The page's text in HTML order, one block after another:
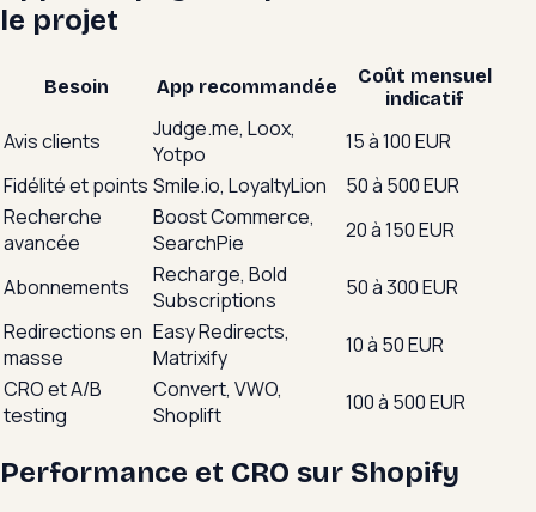
le projet
Besoin App recommandée
Coût mensuel
indicatif
Avis clients
Judge.me, Loox,
Yotpo
15 à 100 EUR
Fidélité et points Smile.io, LoyaltyLion
50 à 500 EUR
Recherche
avancée
Boost Commerce,
SearchPie
20 à 150 EUR
Abonnements
Recharge, Bold
Subscriptions
50 à 300 EUR
Redirections en
masse
Easy Redirects,
Matrixify
10 à 50 EUR
CRO et A/B
testing
Convert, VWO,
Shoplift
100 à 500 EUR
Performance et CRO sur Shopify